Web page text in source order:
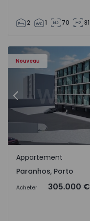
2 1 70 81
Nouveau
Appartement T1
Précédent
Paranhos, Porto
Appartement
Paranhos, Porto
Acheter 305.000 €